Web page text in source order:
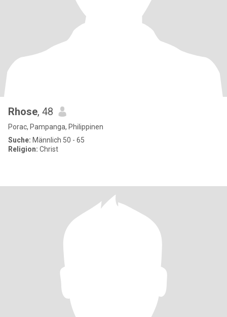
Rhose, 48
Porac, Pampanga, Philippinen
Suche: Männlich 50 - 65
Religion: Christ